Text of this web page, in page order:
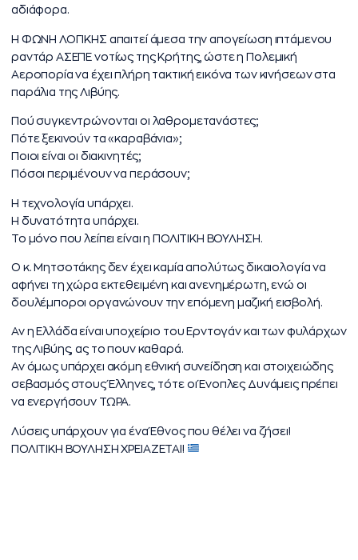
αδιάφορα.
Η ΦΩΝΗ ΛΟΓΙΚΗΣ απαιτεί άμεσα την απογείωση ιπτάμενου
ραντάρ ΑΣΕΠΕ νοτίως της Κρήτης, ώστε η Πολεμική
Αεροπορία να έχει πλήρη τακτική εικόνα των κινήσεων στα
παράλια της Λιβύης.
Πού συγκεντρώνονται οι λαθρομετανάστες;
Πότε ξεκινούν τα «καραβάνια»;
Ποιοι είναι οι διακινητές;
Πόσοι περιμένουν να περάσουν;
Η τεχνολογία υπάρχει.
Η δυνατότητα υπάρχει.
Το μόνο που λείπει είναι η ΠΟΛΙΤΙΚΗ ΒΟΥΛΗΣΗ.
Ο κ. Μητσοτάκης δεν έχει καμία απολύτως δικαιολογία να
αφήνει τη χώρα εκτεθειμένη και ανενημέρωτη, ενώ οι
δουλέμποροι οργανώνουν την επόμενη μαζική εισβολή.
Αν η Ελλάδα είναι υποχείριο του Ερντογάν και των φυλάρχων
της Λιβύης, ας το πουν καθαρά.
Αν όμως υπάρχει ακόμη εθνική συνείδηση και στοιχειώδης
σεβασμός στους Έλληνες, τότε οι Ένοπλες Δυνάμεις πρέπει
να ενεργήσουν ΤΩΡΑ.
Λύσεις υπάρχουν για ένα Έθνος που θέλει να ζήσει!
ΠΟΛΙΤΙΚΗ ΒΟΥΛΗΣΗ ΧΡΕΙΑΖΕΤΑΙ!